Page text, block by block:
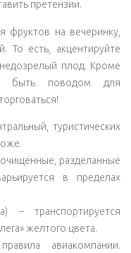
претензии.
фруктов на вечеринку,
То есть, акцентируйте
плод. Кроме
быть поводом для
туристических
разделанные
в пределах
– транспортируется
желтого цвета.
авиакомпании.